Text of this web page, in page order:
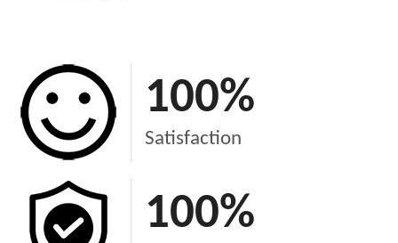
100%
Satisfaction
100%